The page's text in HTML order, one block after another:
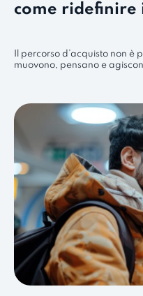
come ridefinire
Il percorso d’acquisto non è
muovono, pensano e